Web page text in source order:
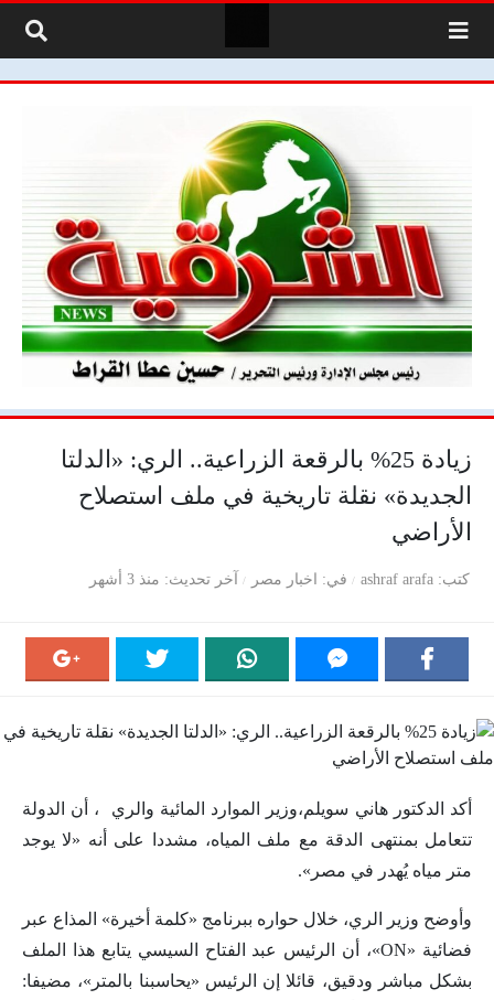
زيادة 25% بالرقعة الزراعية.. الري: «الدلتا
الجديدة» نقلة تاريخية في ملف استصلاح
الأراضي
كتب ashraf arafa في اخبار مصر آخر تحديث منذ 3 أشهر
أكد الدكتور هاني سويلم،وزير الموارد المائية والري ، أن الدولة
تتعامل بمنتهى الدقة مع ملف المياه، مشددا على أنه «لا يوجد
متر مياه يُهدر في مصر».
وأوضح وزير الري، خلال حواره ببرنامج «كلمة أخيرة» المذاع عبر
فضائية «ON»، أن الرئيس عبد الفتاح السيسي يتابع هذا الملف
بشكل مباشر ودقيق، قائلا إن الرئيس «يحاسبنا بالمتر»، مضيفا: